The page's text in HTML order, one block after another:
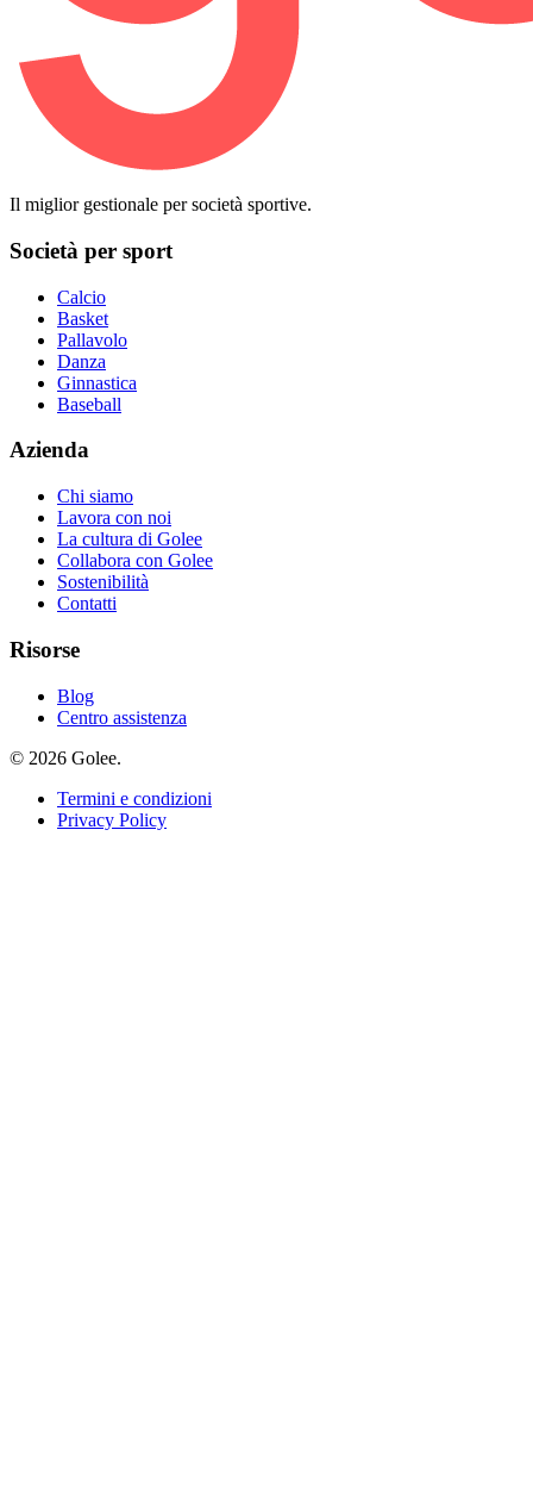
Il miglior gestionale per società sportive.
Società per sport
Calcio
Basket
Pallavolo
Danza
Ginnastica
Baseball
Azienda
Chi siamo
Lavora con noi
La cultura di Golee
Collabora con Golee
Sostenibilità
Contatti
Risorse
Blog
Centro assistenza
© 2026 Golee.
Termini e condizioni
Privacy Policy